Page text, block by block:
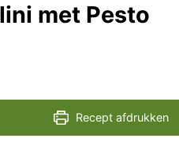
met Pesto
Recept afdrukken